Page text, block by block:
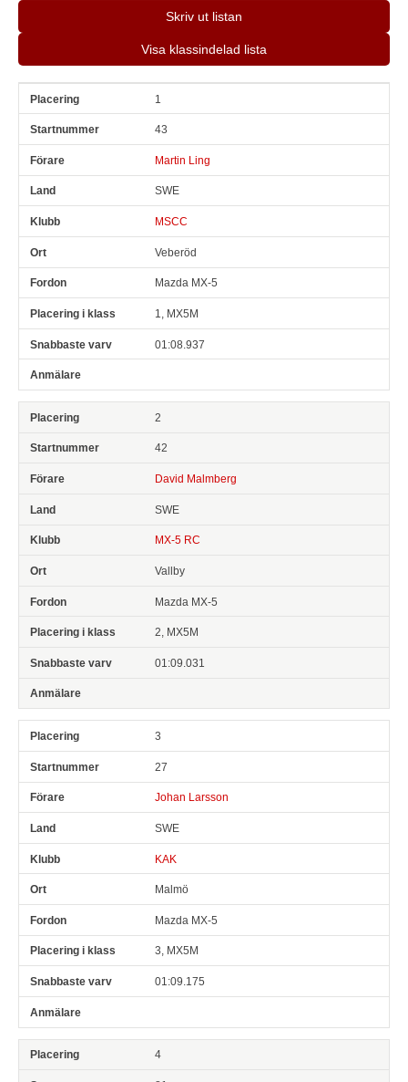
Skriv ut listan
Visa klassindelad lista
Pl Snr 1
43
Martin Ling
SWE
MSCC
Veberöd
Mazda MX-5
1, MX5M
01:08.937
2
42
David Malmberg
SWE
MX-5 RC
Vallby
Mazda MX-5
2, MX5M
01:09.031
3
27
Johan Larsson
SWE
KAK
Malmö
Mazda MX-5
3, MX5M
01:09.175
4